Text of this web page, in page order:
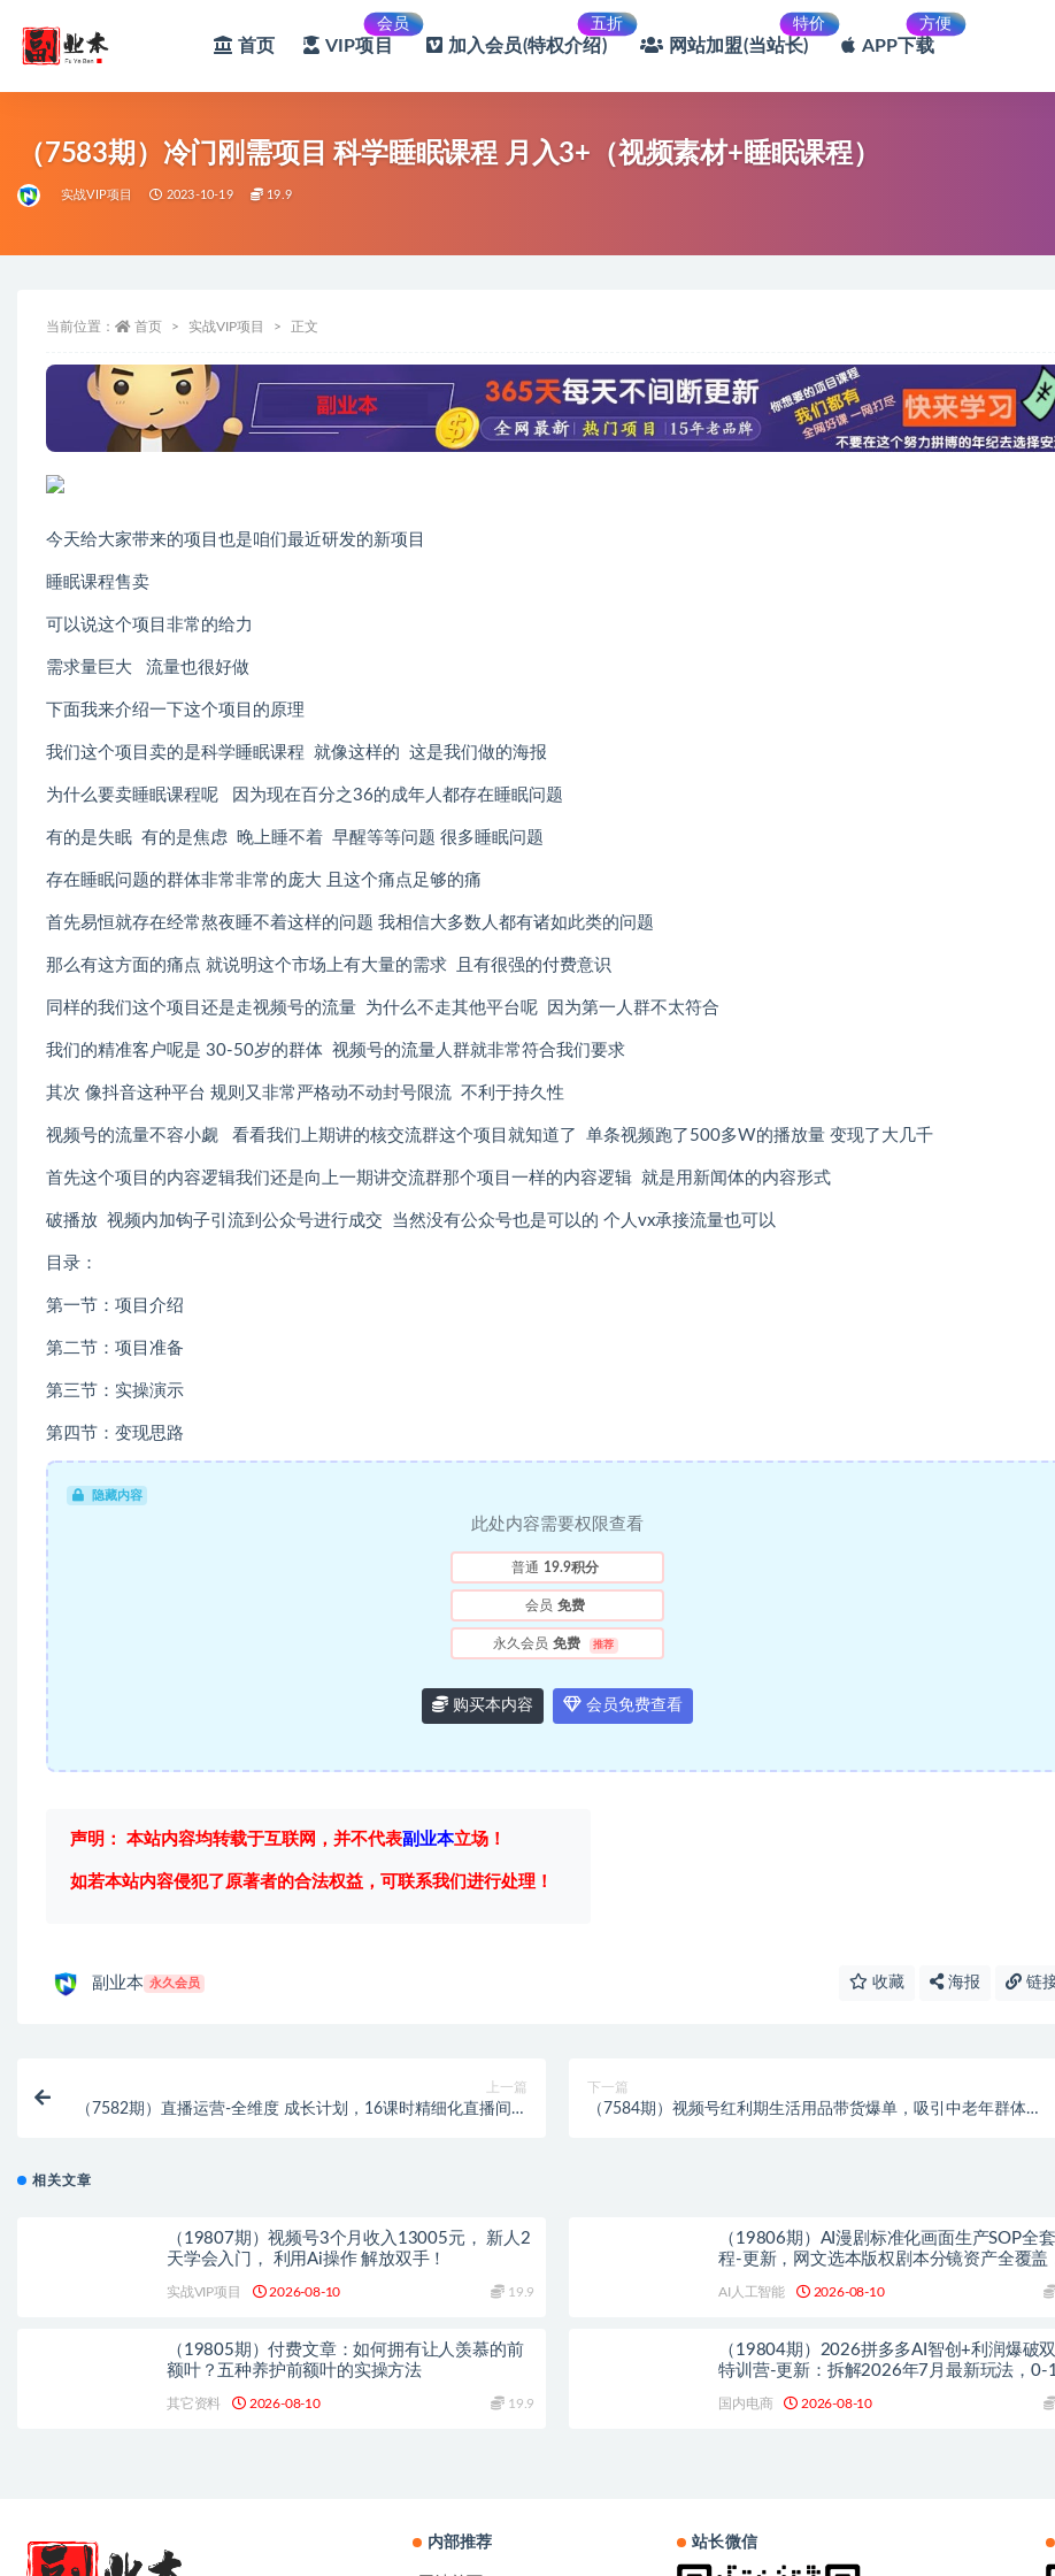
首页 VIP项目
会员
加入会员(特权介绍)
五折
网站加盟(当站长)
特价
APP下载
方便
（7583期）冷门刚需项目 科学睡眠课程 月入3+（视频素材+睡眠课程）
实战VIP项目 2023-10-19 19.9
当前位置： 首页 实战VIP项目 正文
今天给大家带来的项目也是咱们最近研发的新项目
睡眠课程售卖
可以说这个项目非常的给力
需求量巨大 流量也很好做
下面我来介绍一下这个项目的原理
我们这个项目卖的是科学睡眠课程 就像这样的 这是我们做的海报
为什么要卖睡眠课程呢 因为现在百分之36的成年人都存在睡眠问题
有的是失眠 有的是焦虑 晚上睡不着 早醒等等问题 很多睡眠问题
存在睡眠问题的群体非常非常的庞大 且这个痛点足够的痛
首先易恒就存在经常熬夜睡不着这样的问题 我相信大多数人都有诸如此类的问题
那么有这方面的痛点 就说明这个市场上有大量的需求 且有很强的付费意识
同样的我们这个项目还是走视频号的流量 为什么不走其他平台呢 因为第一人群不太符合
我们的精准客户呢是 30-50岁的群体 视频号的流量人群就非常符合我们要求
其次 像抖音这种平台 规则又非常严格动不动封号限流 不利于持久性
视频号的流量不容小觑 看看我们上期讲的核交流群这个项目就知道了 单条视频跑了500多W的播放量 变现了大几千
首先这个项目的内容逻辑我们还是向上一期讲交流群那个项目一样的内容逻辑 就是用新闻体的内容形式
破播放 视频内加钩子引流到公众号进行成交 当然没有公众号也是可以的 个人vx承接流量也可以
目录：
第一节：项目介绍
第二节：项目准备
第三节：实操演示
第四节：变现思路
隐藏内容
此处内容需要权限查看
普通 19.9积分
会员 免费
永久会员 免费 推荐
购买本内容 会员免费查看
声明： 本站内容均转载于互联网，并不代表副业本立场！
如若本站内容侵犯了原著者的合法权益，可联系我们进行处理！
副业本 永久会员 收藏 海报 链
上一篇
（7582期）直播运营-全维度 成长计划，16课时精细化直播间运
下一篇
（7584期）视频号红利期生活用品带货爆单，吸引中老年群体，
相关文章
（19807期）视频号3个月收入13005元， 新人2
天学会入门， 利用Ai操作 解放双手！
实战VIP项目 2026-08-10 19.9
（19806期）AI漫剧标准化画面生产SOP全
程-更新，网文选本版权剧本分镜资产全覆盖
AI人工智能 2026-08-10
（19805期）付费文章：如何拥有让人羡慕的前
额叶？五种养护前额叶的实操方法
其它资料 2026-08-10 19.9
（19804期）2026拼多多AI智创+利润爆破
特训营-更新：拆解2026年7月最新玩法，0-
国内电商 2026-08-10
内部推荐 站长微信